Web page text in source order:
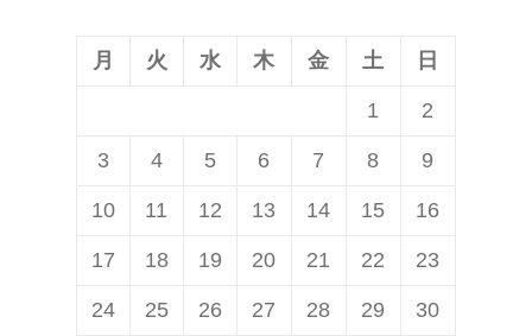
月 火 水 木 金 土 日
1 2
3 4 5 6 7 8 9
10 11 12 13 14 15 16
17 18 19 20 21 22 23
24 25 26 27 28 29 30